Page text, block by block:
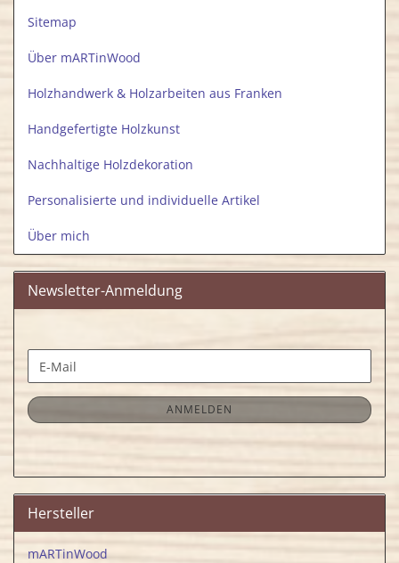
Sitemap
Über mARTinWood
Holzhandwerk & Holzarbeiten aus Franken
Handgefertigte Holzkunst
Nachhaltige Holzdekoration
Personalisierte und individuelle Artikel
Über mich
Newsletter-Anmeldung
WEITER
ZUR
NEWSLETTER-
ANMELDUNG
E-
Mail
ANMELDEN
Hersteller
mARTinWood